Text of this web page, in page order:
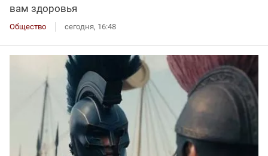
вам здоровья
Общество сегодня, 16:48